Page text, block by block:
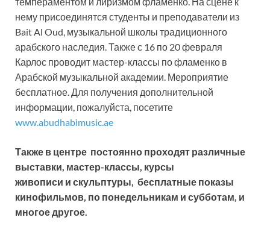
нему присоединятся студенты и преподаватели из
Bait Al Oud, музыкальной школы традиционного
арабского наследия. Также с 16 по 20 февраля
Карлос проводит мастер-классы по фламенко в
Арабской музыкальной академии. Мероприятие
бесплатное. Для получения дополнительной
информации, пожалуйста, посетите
www.abudhabimusic.ae
Также в центре постоянно проходят различные
выставки, мастер-классы, курсы
живописи и скульптуры, бесплатные показы
кинофильмов, по понедельникам и субботам, и
многое другое.